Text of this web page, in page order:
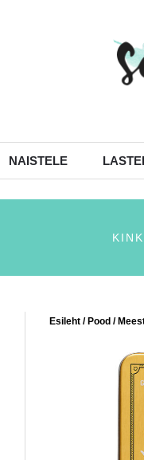
NAISTELE
Esileht /Pood /